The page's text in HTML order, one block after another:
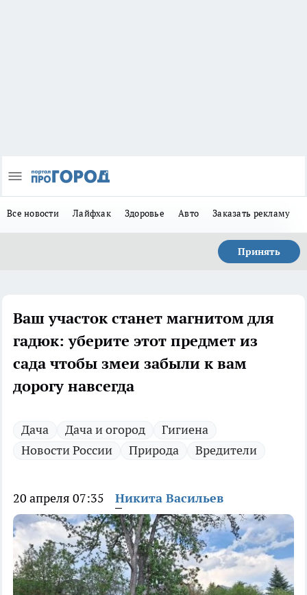
Все новости Лайфхак Здоровье Авто Заказать рекламу
Принять
Ваш участок станет магнитом для
гадюк: уберите этот предмет из
сада чтобы змеи забыли к вам
дорогу навсегда
Дача Дача и огород
Гигиена
Новости России
Природа Вредители
20 апреля 07:35 Никита Васильев